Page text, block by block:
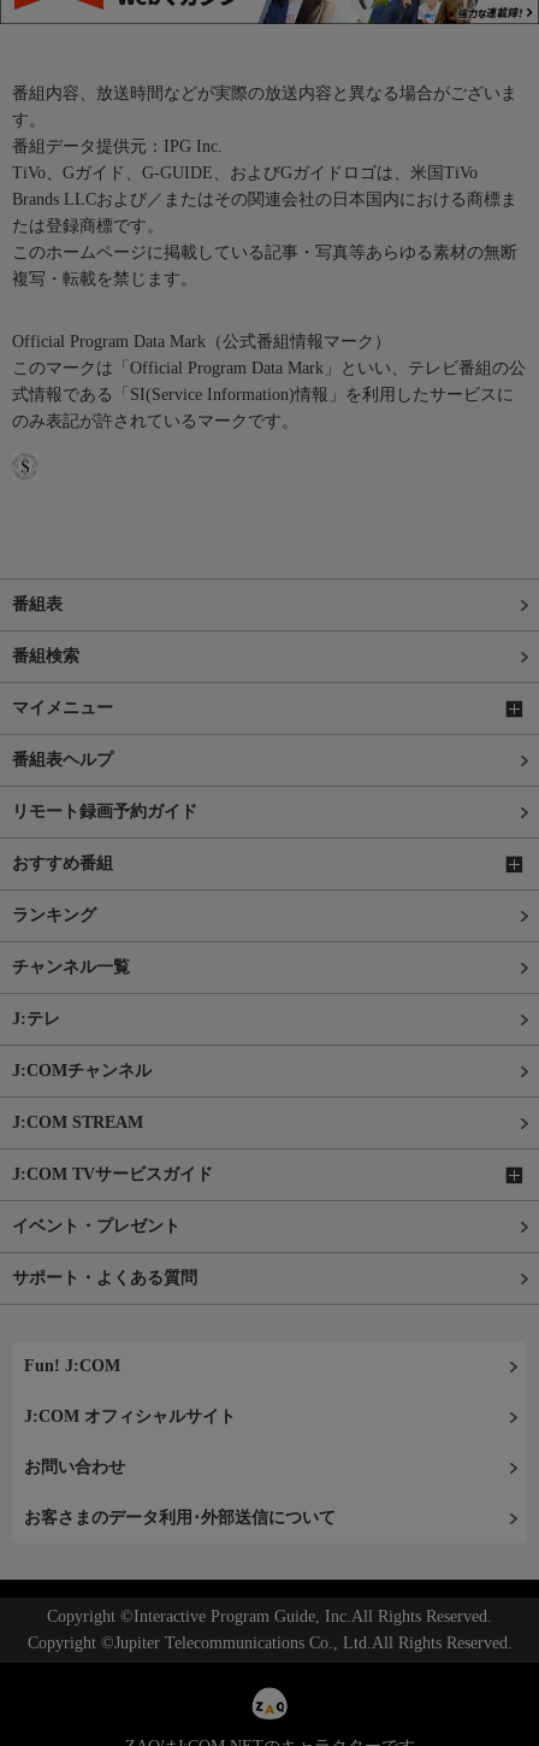
番組内容、放送時間などが実際の放送内容と異なる場合がございま
す。
番組データ提供元：IPG Inc.
TiVo、Gガイド、G-GUIDE、およびGガイドロゴは、米国TiVo
Brands LLCおよび／またはその関連会社の日本国内における商標ま
たは登録商標です。
このホームページに掲載している記事・写真等あらゆる素材の無断
複写・転載を禁じます。
Official Program Data Mark（公式番組情報マーク）
このマークは「Official Program Data Mark」といい、テレビ番組の公
式情報である「SI(Service Information)情報」を利用したサービスに
のみ表記が許されているマークです。
番組表
番組検索
マイメニュー
番組表ヘルプ
リモート録画予約ガイド
おすすめ番組
ランキング
チャンネル一覧
J:テレ
J:COMチャンネル
J:COM STREAM
J:COM TVサービスガイド
イベント・プレゼント
サポート・よくある質問
Fun! J:COM
J:COM オフィシャルサイト
お問い合わせ
お客さまのデータ利用･外部送信について
Copyright ©Interactive Program Guide, Inc.All Rights Reserved.
Copyright ©Jupiter Telecommunications Co., Ltd.All Rights Reserved.